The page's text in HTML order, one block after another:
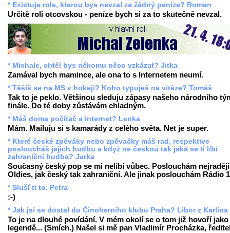
* Existuje role, kterou bys nevzal za žádný peníze? Roman
Určitě roli otcovskou - peníze bych si za to skutečně nevzal.
* Michale, chtěl bys někomu něco vzkázat? Jitka
Zamával bych mamince, ale ona to s Internetem neumí.
* Těšíš se na MS v hokeji? Koho typuješ na vítěze? Tomáš
Tak to je peklo. Většinou sleduju zápasy našeho národního
finále. Do té doby zůstávám chladným.
* Máš doma počítač a internet? Lenka
Mám. Mailuju si s kamarády z celého světa. Net je super.
* Které české zpěváky nebo zpěvačky máš rad, respektive
posloucháš jejich hudbu a když ne českou tak jaká se ti líbí
zahraniční hudba? Jarka
Současný český pop se mi nelíbí vůbec. Poslouchám nejraději
Oldies, jak český tak zahraniční. Ale jinak poslouchám Rádio
* Sluší ti to. Petra
:-)
* Jak jsi se dostal do Činoherního klubu Praha? Libor z Karlína
To je na dlouhé povídání. V mém okolí se o tom již hovoří jako
legendě... (Smích.) Našel si mě pan Vladimír Procházka,